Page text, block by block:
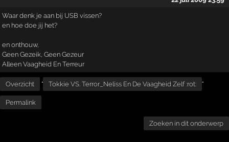
Waar denk je aan bij USB vissen?
en hoe doe jij het?
en onthouw,
Geen Gezeik, Geen Gezeur
Alleen Vaagheid En Terreur
Overzicht " Tokkie VS. Terror_Neliss En De Vaagheid Zelf :rot: "
Permalink
Zoeken in dit onderwerp